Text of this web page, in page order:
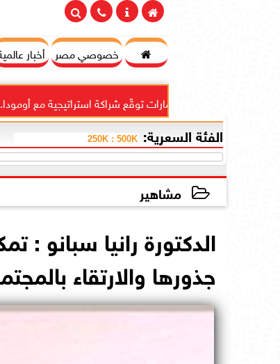
 خصوصي مصر أخبار
للاستثمارات توقّع شراكة استراتيجية مع أومودا...
الفئة السعرية:
مشاهير
الدكتورة رانيا سبانو :
جذورها والارتقاء